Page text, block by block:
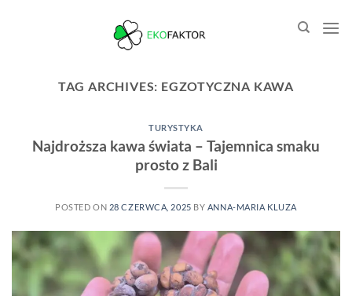
TAG ARCHIVES: EGZOTYCZNA KAWA
TURYSTYKA
Najdroższa kawa świata – Tajemnica smaku
prosto z Bali
POSTED ON 28 CZERWCA, 2025 BY ANNA-MARIA KLUZA